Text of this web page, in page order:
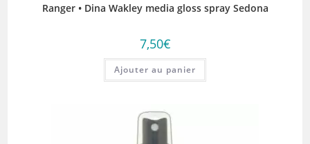
Ranger • Dina Wakley media gloss spray Sedona
7,50€
Ajouter au panier